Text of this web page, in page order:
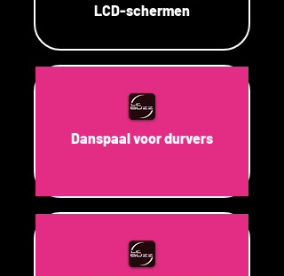
LCD-schermen
Danspaal voor durvers